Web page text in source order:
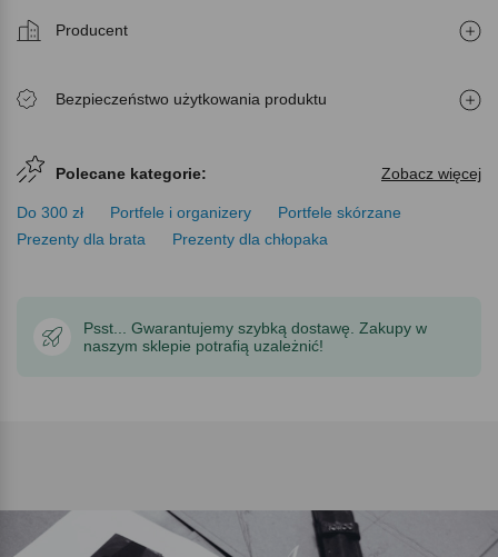
Producent
Bezpieczeństwo użytkowania produktu
Polecane kategorie: Zobacz więcej
Do 300 zł Portfele i organizery
Portfele skórzane
Prezenty dla brata
Prezenty dla chłopaka
Psst... Gwarantujemy szybką dostawę. Zakupy w
naszym sklepie potrafią uzależnić!